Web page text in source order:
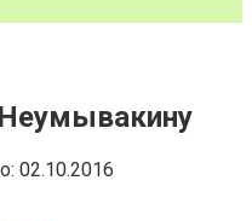
02.10.2016